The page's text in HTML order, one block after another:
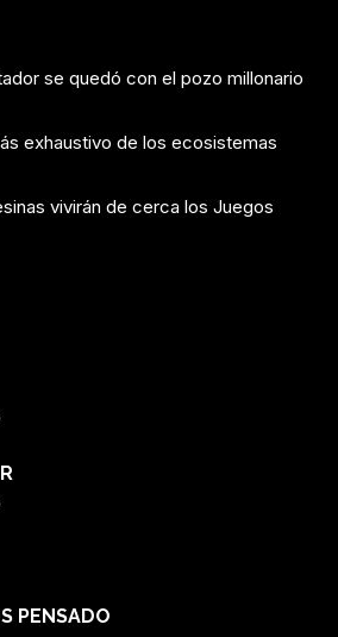
se quedó con el pozo millonario
exhaustivo de los ecosistemas
vivirán de cerca los Juegos
PENSADO